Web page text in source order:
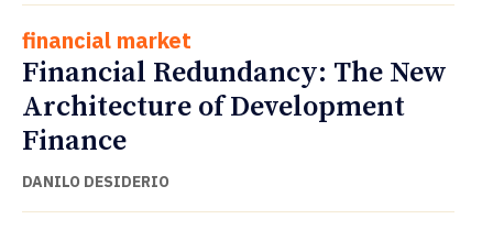
financial market
Financial Redundancy: The New
Architecture of Development
Finance
DANILO DESIDERIO